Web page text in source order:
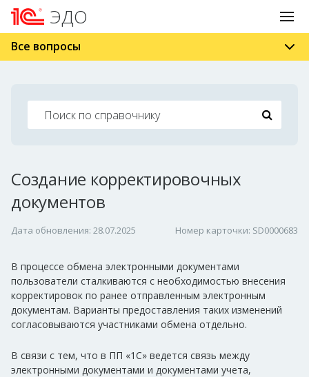
ЭДО
Все вопросы
Создание корректировочных
документов
Дата обновления: 28.07.2025 Номер карточки: SD0000683
В процессе обмена электронными документами
пользователи сталкиваются с необходимостью внесения
корректировок по ранее отправленным электронным
документам. Варианты предоставления таких изменений
согласовываются участниками обмена отдельно.
В связи с тем, что в ПП «1С» ведется связь между
электронными документами и документами учета,